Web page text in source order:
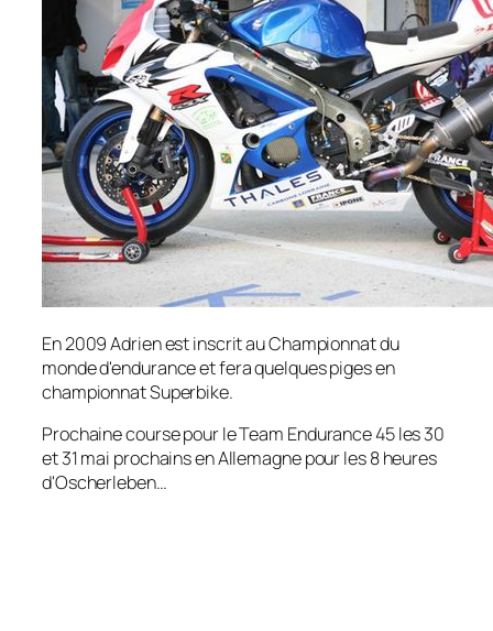
En 2009 Adrien est inscrit au Championnat du
monde d'endurance et fera quelques piges en
championnat Superbike.
Prochaine course pour le Team Endurance 45 les 30
et 31 mai prochains en Allemagne pour les 8 heures
d'Oscherleben…